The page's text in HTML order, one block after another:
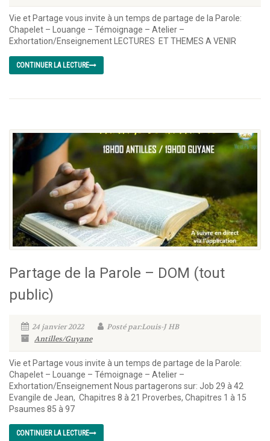
Vie et Partage vous invite à un temps de partage de la Parole:
Chapelet – Louange – Témoignage – Atelier –
Exhortation/Enseignement LECTURES ET THEMES A VENIR
CONTINUER LA LECTURE
Partage de la Parole – DOM (tout
public)
24 janvier 2022
Posté par:Louis-J HB
Antilles/Guyane
Vie et Partage vous invite à un temps de partage de la Parole:
Chapelet – Louange – Témoignage – Atelier –
Exhortation/Enseignement Nous partagerons sur: Job 29 à 42
Evangile de Jean, Chapitres 8 à 21 Proverbes, Chapitres 1 à 15
Psaumes 85 à 97
CONTINUER LA LECTURE